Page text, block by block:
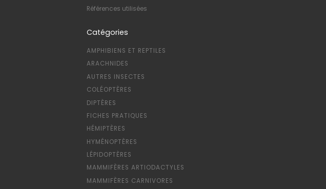
Références utilisées
Catégories
AMPHIBIENS ET REPTILES
ARACHNIDES
AUTRES INSECTES
COLÉOPTÈRES
DIPTÈRES
FICHES PRATIQUES
HÉMIPTÈRES
HYMÉNOPTÈRES
LÉPIDOPTÈRES
MAMMIFÈRES ARTIODACTYLES
MAMMIFÈRES CARNIVORES